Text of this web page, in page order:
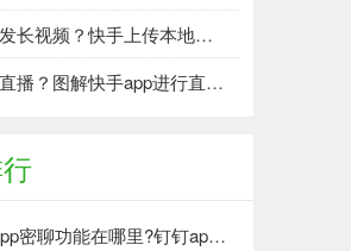
快手怎么发长视频？快手上传本地长视频方法介绍
快手怎么直播？图解快手app进行直播的方法
钉钉app密聊功能在哪里?钉钉app怎么发起密聊？